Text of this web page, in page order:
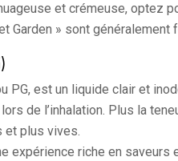
et crémeuse, optez
Garden » sont
PG, est un liquide clair et
de l’inhalation. Plus la
et plus vives.
expérience riche en saveurs